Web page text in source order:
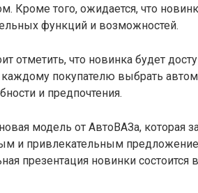
Кроме того, ожидается, что
функций и возможностей.
отметить, что новинка будет
каждому покупателю выбрать
и предпочтения.
модель от АвтоВАЗа, которая
и привлекательным
презентация новинки